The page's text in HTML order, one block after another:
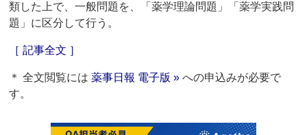
類した上で、一般問題を、「薬学理論問題」「薬学実践問
題」に区分して行う。
［ 記事全文 ］
＊ 全文閲覧には薬事日報 電子版 » への申込みが必要で
す。